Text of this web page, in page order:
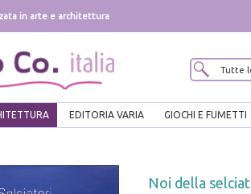
in arte e architettura
EDITORIA VARIA GIOCHI E FUMETTI
Noi della